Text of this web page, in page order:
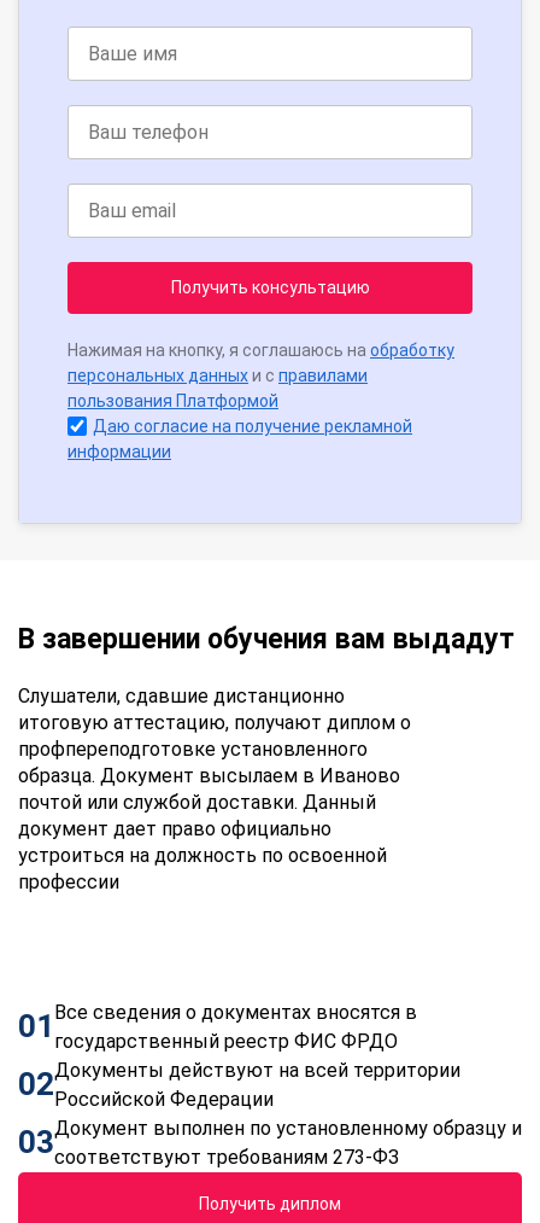
Получить консультацию
Нажимая на кнопку, я соглашаюсь на обработку
персональных данныхи с правилами
пользования Платформой
Даю согласие на получение рекламной
информации
В завершении обучения вам выдадут
Слушатели, сдавшие дистанционно
итоговую аттестацию, получают диплом о
профпереподготовке установленного
образца. Документ высылаем в Иваново
почтой или службой доставки. Данный
документ дает право официально
устроиться на должность по освоенной
профессии
01 Все сведения о документах вносятся в
государственный реестр ФИС ФРДО
02Документы действуют на всей территории
Российской Федерации
03Документ выполнен по установленному образцу и
соответствуют требованиям 273-ФЗ
Получить диплом